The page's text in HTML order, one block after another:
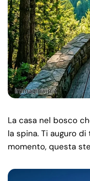
La casa nel bosco
la spina. Ti auguro
momento, questa